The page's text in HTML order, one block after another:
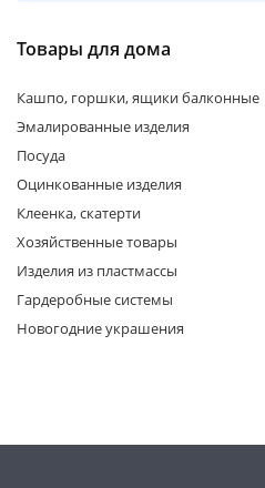
Товары для дома
Кашпо, горшки, ящики балконные
Эмалированные изделия
Посуда
Оцинкованные изделия
Клеенка, скатерти
Хозяйственные товары
Изделия из пластмассы
Гардеробные системы
Новогодние украшения